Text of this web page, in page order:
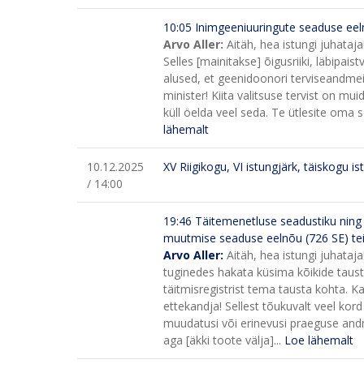
10:05 Inimgeeniuuringute seaduse
Arvo Aller: Aitäh, hea istungi
Selles [mainitakse] õigusriiki,
alused, et geenidoonori
minister! Kiita valitsuse tervist on
küll öelda veel seda. Te ütlesite oma
lähemalt
10.12.2025
/ 14:00
XV Riigikogu, VI istungjärk, täiskogu
19:46 Täitemenetluse seadustiku
muutmise seaduse eelnõu (726 SE)
Arvo Aller: Aitäh, hea istungi
tuginedes hakata küsima kõikide
täitmisregistrist tema tausta kohta.
ettekandja! Sellest tõukuvalt veel
muudatusi või erinevusi praeguse
aga [äkki toote välja]... Loe lähemalt